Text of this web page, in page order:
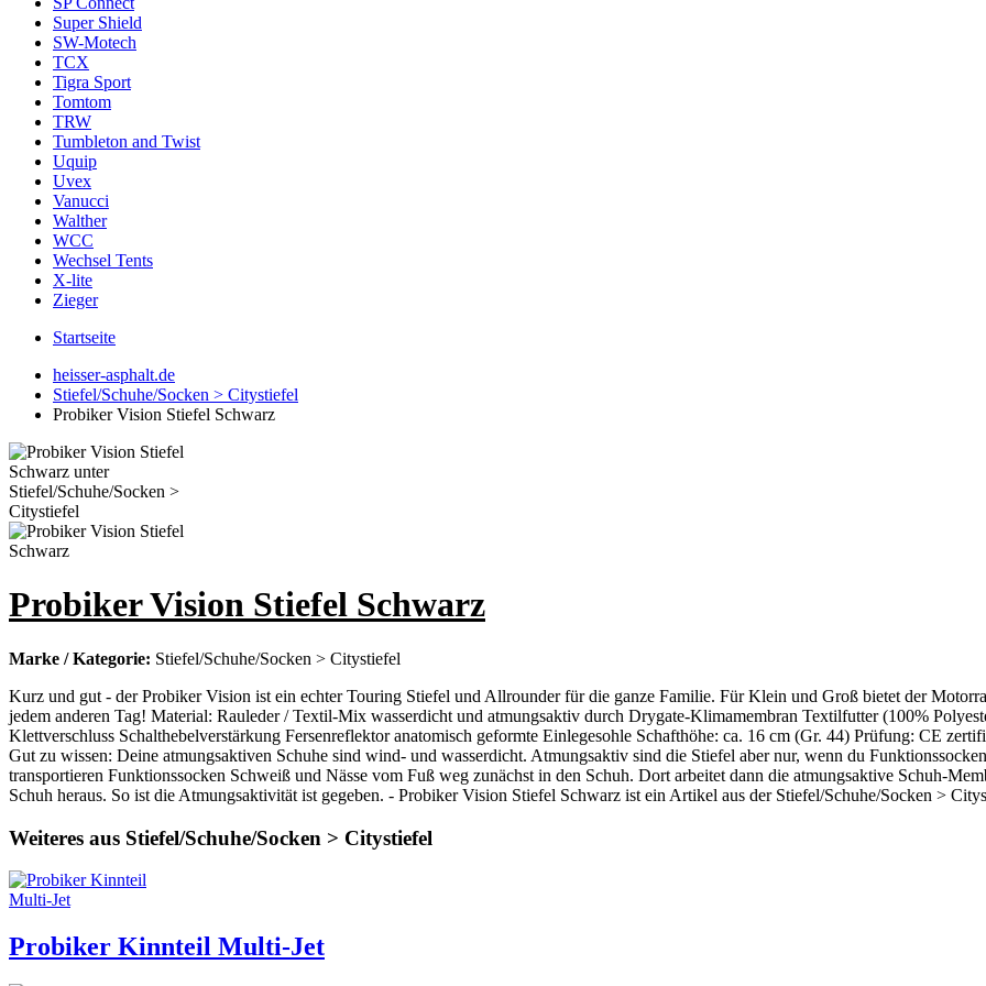
Super Shield
SW-Motech
TCX
Tigra Sport
Tomtom
TRW
Tumbleton and Twist
Uquip
Uvex
Vanucci
Walther
WCC
Wechsel Tents
X-lite
Zieger
Startseite
heisser-asphalt.de
Stiefel/Schuhe/Socken > Citystiefel
Probiker Vision Stiefel Schwarz
Probiker Vision Stiefel Schwarz
Marke / Kategorie: Stiefel/Schuhe/Socken > Citystiefel
Kurz und gut - der Probiker Vision ist ein echter Touring Stiefel und Allrounder für die ganze Familie. Für Klein und Groß bietet der
jedem anderen Tag! Material: Rauleder / Textil-Mix wasserdicht und atmungsaktiv durch Drygate-Klimamembran Textilfutter (100%
Klettverschluss Schalthebelverstärkung Fersenreflektor anatomisch geformte Einlegesohle Schafthöhe: ca. 16 cm (Gr. 44) Prüfung: CE
Gut zu wissen: Deine atmungsaktiven Schuhe sind wind- und wasserdicht. Atmungsaktiv sind die Stiefel aber nur, wenn du
transportieren Funktionssocken Schweiß und Nässe vom Fuß weg zunächst in den Schuh. Dort arbeitet dann die atmungsaktive Schuh-
Schuh heraus. So ist die Atmungsaktivität ist gegeben. - Probiker Vision Stiefel Schwarz ist ein Artikel aus der Stiefel/Schuhe/Socken >
Weiteres aus Stiefel/Schuhe/Socken > Citystiefel
Probiker Kinnteil Multi-Jet